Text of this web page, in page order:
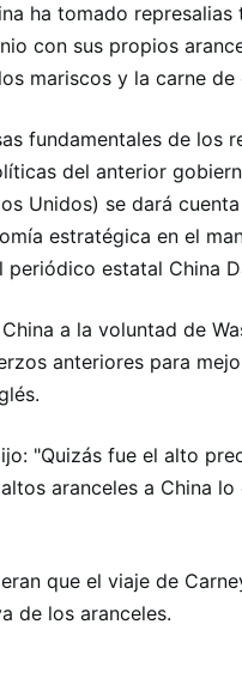
ha tomado
con sus propios
mariscos y la carne de
fundamentales de los
del anterior
Unidos) se dará
estratégica en el
periódico estatal China
a la voluntad de
anteriores para
"Quizás fue el alto
aranceles a China
que el viaje de
de los aranceles.